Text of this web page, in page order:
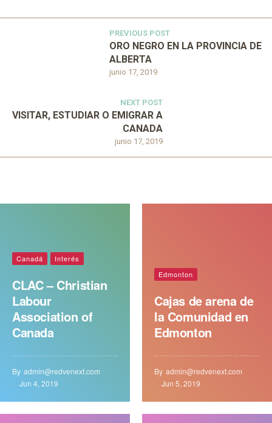
PREVIOUS POST
junio 17, 2019
ORO NEGRO EN LA PROVINCIA DE
ALBERTA
NEXT POST
junio 17, 2019
VISITAR, ESTUDIAR O EMIGRAR A
CANADA
Canadá Interés
CLAC – Christian
Labour
Association of
Canada
By admin@redvenext.com
Jun 4, 2019
Edmonton
Cajas de arena de
la Comunidad en
Edmonton
By admin@redvenext.com
Jun 5, 2019